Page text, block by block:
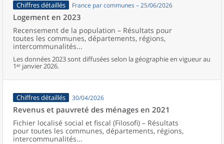
Chiffres détaillés France par communes – 25/06/2026
Logement en 2023
Recensement de la population – Résultats pour
toutes les communes, départements, régions,
intercommunalités...
Les données 2023 sont diffusées selon la géographie en vigueur au
1ᵉʳ janvier 2026.
Chiffres détaillés 30/04/2026
Revenus et pauvreté des ménages en 2021
Fichier localisé social et fiscal (Filosofi) – Résultats
pour toutes les communes, départements, régions,
intercommunalités...